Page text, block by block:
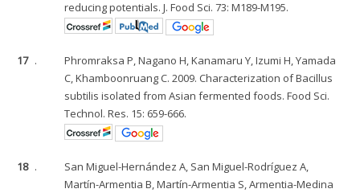
reducing potentials. J. Food Sci. 73: M189-M195.
17 .
Phromraksa P, Nagano H, Kanamaru Y, Izumi H, Yamada
C, Khamboonruang C. 2009. Characterization of Bacillus
subtilis isolated from Asian fermented foods. Food Sci.
Technol. Res. 15: 659-666.
18 .
San Miguel-Hernández A, San Miguel-Rodríguez A,
Martín-Armentia B, Martín-Armentia S, Armentia-Medina